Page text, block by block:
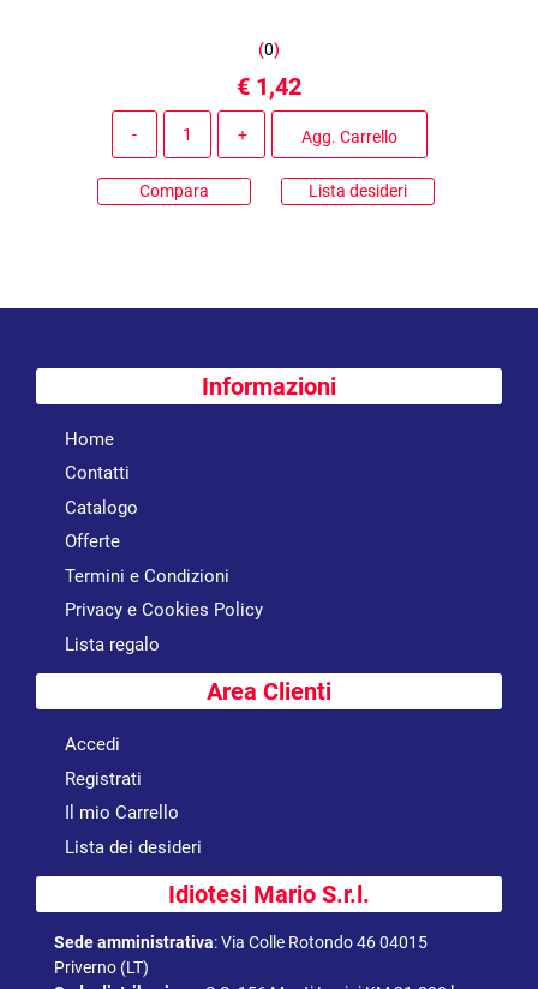
(0)
€ 1,42
Agg. Carrello
Compara Lista desideri
Informazioni
Home
Contatti
Catalogo
Offerte
Termini e Condizioni
Privacy e Cookies Policy
Lista regalo
Area Clienti
Accedi
Registrati
Il mio Carrello
Lista dei desideri
Idiotesi Mario S.r.l.
Sede amministrativa:Via Colle Rotondo 46 04015
Priverno (LT)